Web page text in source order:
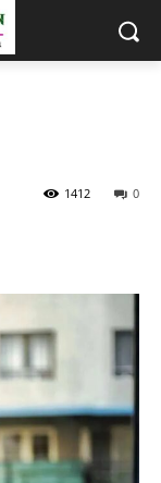
0
1412